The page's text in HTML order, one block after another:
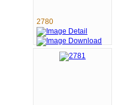
2780